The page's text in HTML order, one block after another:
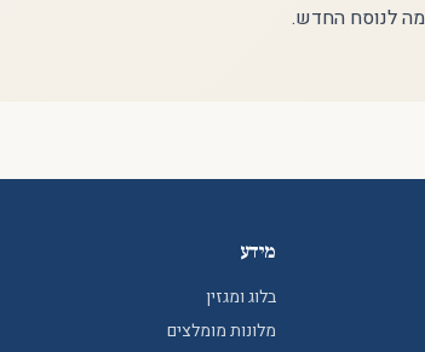
לנוסח החדש.
מידע
בלוג ומגזין
מלונות מומלצים